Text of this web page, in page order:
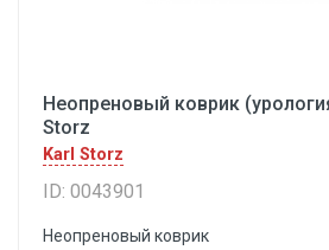
Неопреновый коврик
Storz
Karl Storz
ID: 0043901
Неопреновый коврик